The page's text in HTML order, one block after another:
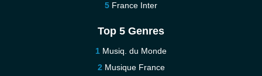
France Inter
Top 5 Genres
Musiq. du Monde
Musique France